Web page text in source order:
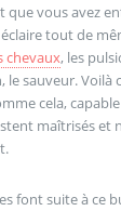
que vous avez
tout de
chevaux, les
sauveur. Voilà
cela,
maîtrisés et
font suite à ce